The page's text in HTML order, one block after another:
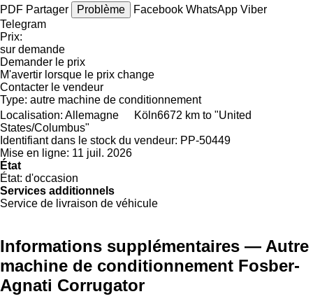
PDF Partager Problème Facebook WhatsApp Viber
Telegram
Prix:
sur demande
Demander le prix
M'avertir lorsque le prix change
Contacter le vendeur
Type: autre machine de conditionnement
Localisation: Allemagne Köln6672 km to "United
States/Columbus"
Identifiant dans le stock du vendeur: PP-50449
Mise en ligne: 11 juil. 2026
État
État: d'occasion
Services additionnels
Service de livraison de véhicule
Informations supplémentaires — Autre
machine de conditionnement Fosber-
Agnati Corrugator